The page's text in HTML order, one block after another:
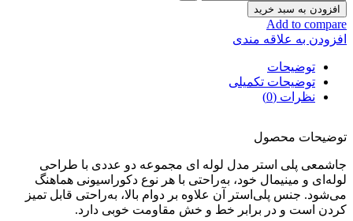
افزودن به سبد خرید
Add to compare
افزودن به علاقه مندی
توضیحات
توضیحات تکمیلی
نظرات (0)
توضیحات محصول
جاشمعی پلی استر مدل لوله ای مجموعه دو عددی با طراحی
لوله‌ای و مینیمال خود، به‌راحتی با هر نوع دکوراسیونی هماهنگ
می‌شود. جنس پلی‌استر آن علاوه بر دوام بالا، به‌راحتی قابل تمیز
کردن است و در برابر خط و خش مقاومت خوبی دارد.